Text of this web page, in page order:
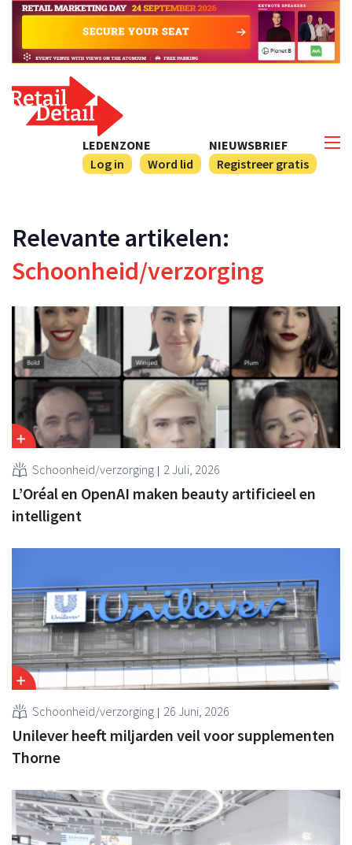
NIEUWSBRIEF
Registreer gratis
LEDENZONE
Log in
Word lid
Relevante artikelen:
Schoonheid/verzorging
Schoonheid/verzorging 2 Juli, 2026
L’Oréal en OpenAI maken beauty artificieel en
intelligent
Schoonheid/verzorging 26 Juni, 2026
Unilever heeft miljarden veil voor supplementen
Thorne